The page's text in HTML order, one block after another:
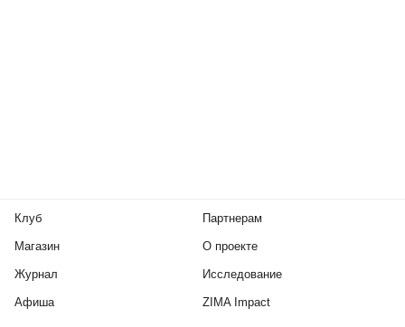
Клуб
Магазин
Журнал
Афиша
Партнерам
О проекте
Исследование
ZIMA Impact